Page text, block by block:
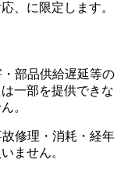
、に限定します。
部品供給遅延等の
一部を提供できな
。
修理・消耗・経年
ません。